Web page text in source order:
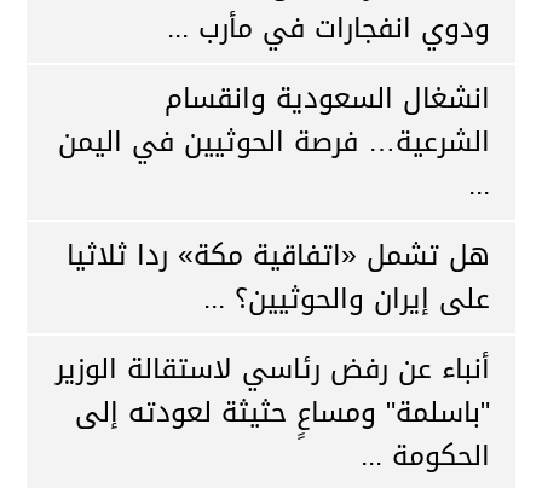
ودوي انفجارات في مأرب ...
انشغال السعودية وانقسام
الشرعية… فرصة الحوثيين في اليمن
...
هل تشمل «اتفاقية مكة» ردا ثلاثيا
على إيران والحوثيين؟ ...
أنباء عن رفض رئاسي لاستقالة الوزير
"باسلمة" ومساعٍ حثيثة لعودته إلى
الحكومة ...